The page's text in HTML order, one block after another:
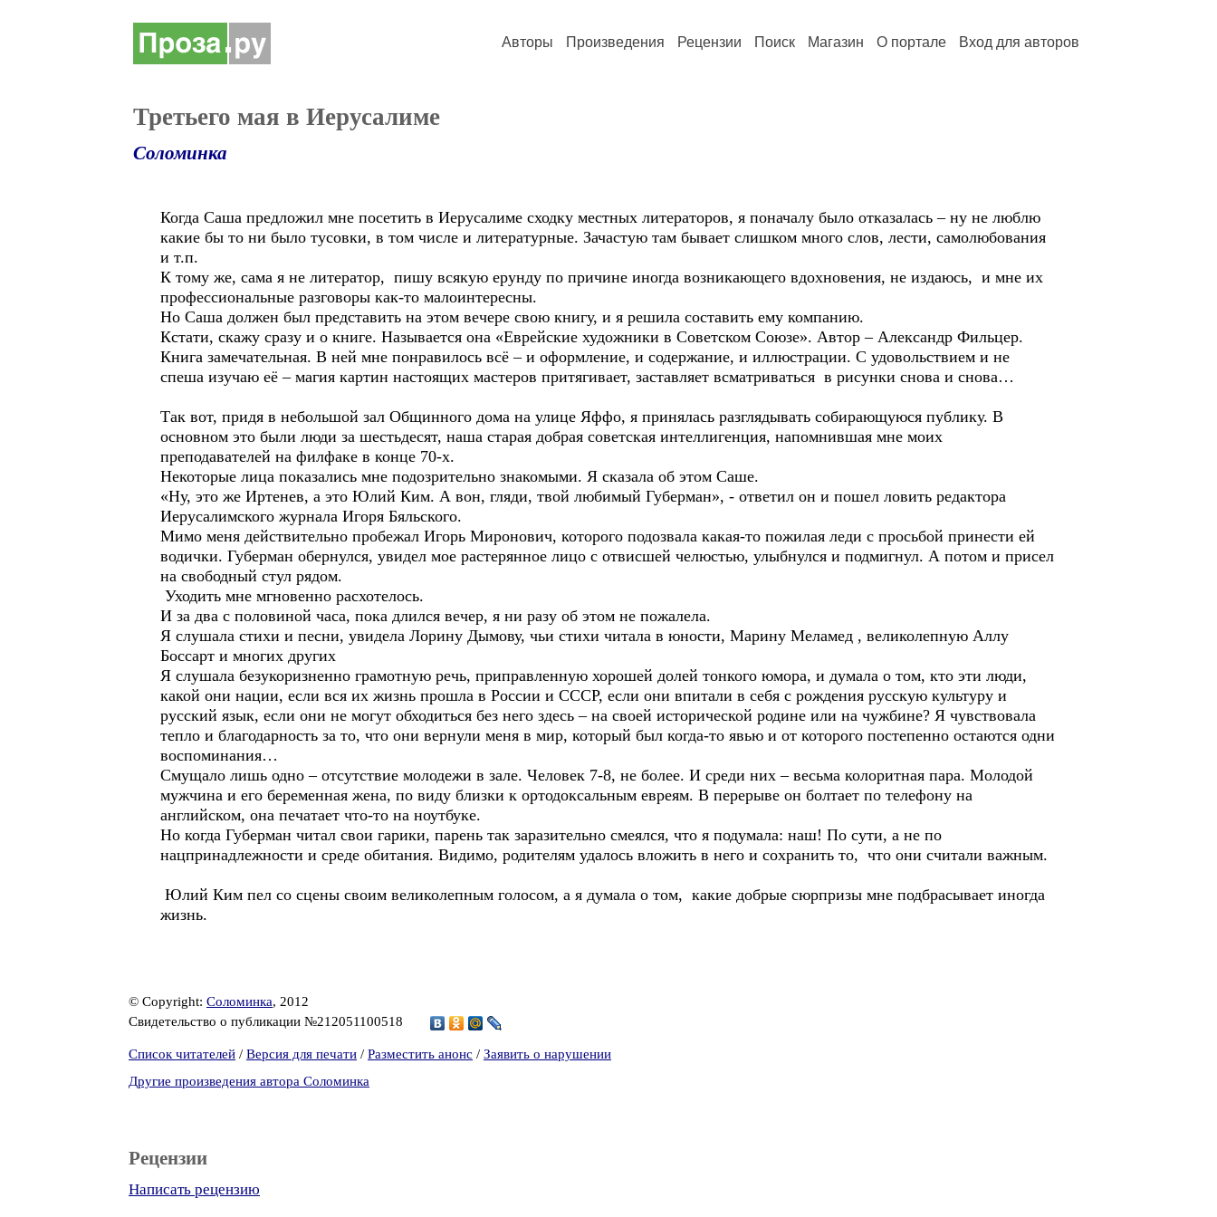
Авторы Произведения Рецензии Поиск Магазин О портале Вход для авторов
Третьего мая в Иерусалиме
Соломинка
Когда Саша предложил мне посетить в Иерусалиме сходку местных литераторов, я поначалу было отказалась – ну не люблю
какие бы то ни было тусовки, в том числе и литературные. Зачастую там бывает слишком много слов, лести, самолюбования
и т.п.
К тому же, сама я не литератор, пишу всякую ерунду по причине иногда возникающего вдохновения, не издаюсь, и мне их
профессиональные разговоры как-то малоинтересны.
Но Саша должен был представить на этом вечере свою книгу, и я решила составить ему компанию.
Кстати, скажу сразу и о книге. Называется она «Еврейские художники в Советском Союзе». Автор – Александр Фильцер.
Книга замечательная. В ней мне понравилось всё – и оформление, и содержание, и иллюстрации. С удовольствием и не
спеша изучаю её – магия картин настоящих мастеров притягивает, заставляет всматриваться в рисунки снова и снова…
Так вот, придя в небольшой зал Общинного дома на улице Яффо, я принялась разглядывать собирающуюся публику. В
основном это были люди за шестьдесят, наша старая добрая советская интеллигенция, напомнившая мне моих
преподавателей на филфаке в конце 70-х.
Некоторые лица показались мне подозрительно знакомыми. Я сказала об этом Саше.
«Ну, это же Иртенев, а это Юлий Ким. А вон, гляди, твой любимый Губерман», - ответил он и пошел ловить редактора
Иерусалимского журнала Игоря Бяльского.
Мимо меня действительно пробежал Игорь Миронович, которого подозвала какая-то пожилая леди с просьбой принести ей
водички. Губерман обернулся, увидел мое растерянное лицо с отвисшей челюстью, улыбнулся и подмигнул. А потом и присел
на свободный стул рядом.
Уходить мне мгновенно расхотелось.
И за два с половиной часа, пока длился вечер, я ни разу об этом не пожалела.
Я слушала стихи и песни, увидела Лорину Дымову, чьи стихи читала в юности, Марину Меламед , великолепную Аллу
Боссарт и многих других
Я слушала безукоризненно грамотную речь, приправленную хорошей долей тонкого юмора, и думала о том, кто эти люди,
какой они нации, если вся их жизнь прошла в России и СССР, если они впитали в себя с рождения русскую культуру и
русский язык, если они не могут обходиться без него здесь – на своей исторической родине или на чужбине? Я чувствовала
тепло и благодарность за то, что они вернули меня в мир, который был когда-то явью и от которого постепенно остаются одни
воспоминания…
Смущало лишь одно – отсутствие молодежи в зале. Человек 7-8, не более. И среди них – весьма колоритная пара. Молодой
мужчина и его беременная жена, по виду близки к ортодоксальным евреям. В перерыве он болтает по телефону на
английском, она печатает что-то на ноутбуке.
Но когда Губерман читал свои гарики, парень так заразительно смеялся, что я подумала: наш! По сути, а не по
нацпринадлежности и среде обитания. Видимо, родителям удалось вложить в него и сохранить то, что они считали важным.
Юлий Ким пел со сцены своим великолепным голосом, а я думала о том, какие добрые сюрпризы мне подбрасывает иногда
жизнь.
© Copyright: Соломинка, 2012
Свидетельство о публикации №212051100518
Список читателей / Версия для печати / Разместить анонс / Заявить о нарушении
Другие произведения автора Соломинка
Рецензии
Написать рецензию